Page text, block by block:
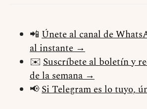
📲 Únete al canal de
al instante →
✉️ Suscríbete al boletín y
de la semana →
📢Si Telegram es lo tuyo,